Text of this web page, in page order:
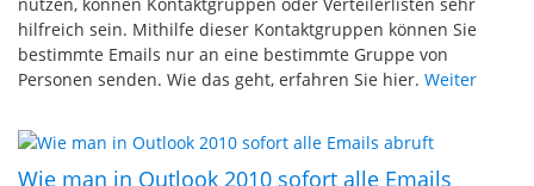
hilfreich sein. Mithilfe dieser Kontaktgruppen können Sie
bestimmte Emails nur an eine bestimmte Gruppe von
Personen senden. Wie das geht, erfahren Sie hier. Weiter
Wie man in Outlook 2010 sofort alle Emails